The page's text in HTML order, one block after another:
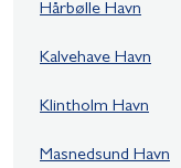
Hårbølle Havn
Kalvehave Havn
Klintholm Havn
Masnedsund Havn